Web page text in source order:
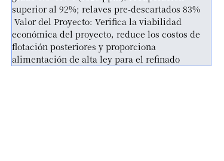
superior al 92%; relaves pre-descartados 83%
Valor del Proyecto: Verifica la viabilidad
económica del proyecto, reduce los costos de
flotación posteriores y proporciona
alimentación de alta ley para el refinado